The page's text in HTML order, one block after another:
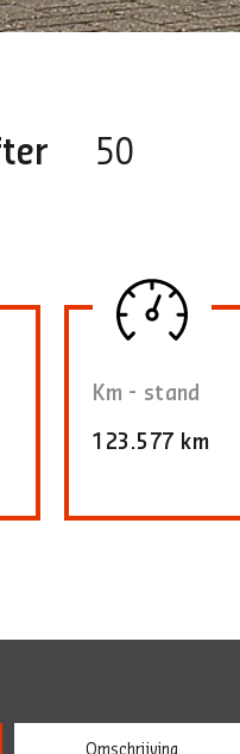
50
Km - stand
123.577 km
Omschrijving